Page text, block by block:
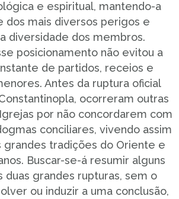
e espiritual, mantendo-a
dos mais diversos perigos e
diversidade dos membros.
posicionamento não evitou a
de partidos, receios e
Antes da ruptura oficial
ocorreram outras
por não concordarem com
conciliares, vivendo assim
grandes tradições do Oriente e
Buscar-se-á resumir alguns
duas grandes rupturas, sem o
ou induzir a uma conclusão,